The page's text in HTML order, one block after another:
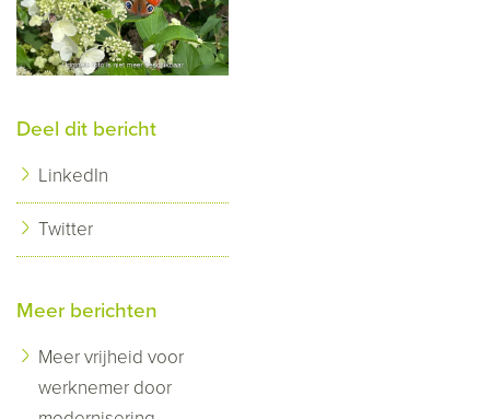
Deel dit bericht
LinkedIn
Twitter
Meer berichten
Meer vrijheid voor
werknemer door